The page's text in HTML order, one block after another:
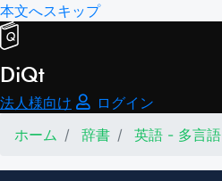
本文へスキップ
DiQt
法人様向け
ログイン
ホーム
辞書 英語 - 多言語